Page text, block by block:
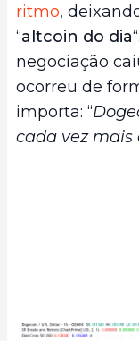
ritmo,
“altcoin do dia
negociação
ocorreu de
importa: “
cada vez mais